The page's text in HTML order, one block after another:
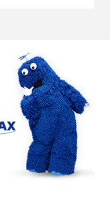
スペックを比較し
いをわかりやすく